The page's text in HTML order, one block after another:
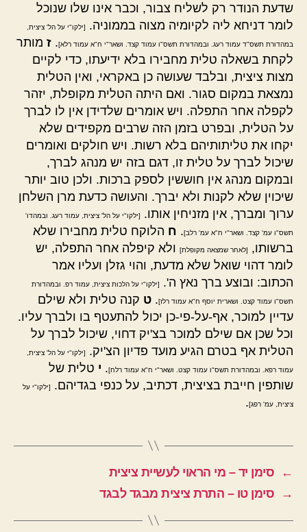
שדעת הנודר רק לשליח צבור, וכבר אינו שלו שנוכל
לומר דניחא ליה לקיומיה מצוה בממוניה.
[ילקו"י על הל' ציצית,
במהדורת תשס"ד עמוד רעג. ובמהדורת תשס"ו עמוד קצד. ושאר"י ח"א עמוד רלא]. ז מותר
לקחת בשאלה טלית מחבירו בלא ידיעתו, כדי לקיים
מצות ציצית, ובלבד שעושה כן באקראי, ואין הטלית
נמצאת במקום סגור. ואם היתה הטלית מקופלת, יזהר
לקפלה אחר התפלה. ויש אומרים שלדידן אין לו לברך
על הטלית, ובפרט בזמן הזה שרבים מקפידים שלא
יקחו את טליתותיהם בלא רשות. ויש חולקים ואומרים
שיכול לברך על טלית זו, דגם בזה יש מנהג לברך,
ובמקום מנהג אין חוששין לספק ברכות. ולכן טוב יותר
שיכוין שלא לקנות ולא יברך. והעושה כדעת מרן השלחן
ערוך ומברך, אין מזניחין אותו.
[ילקו"י על הל' ציצית, עמוד רעג. ובמהדו'
תשס"ו עמ' קצד. ושאר"י ח"א עמ' רלב]. ח הלוקח טלית מחבירו שלא
ברשותו,
[לאחר שמצאה מקופלת] ולא קיפלה אחר התפלה, יש
לומר דהוי שואל שלא מדעת, והוי גזלן ועליו אמר
הכתוב: ובוצע ברך נאץ ה'.
[ילקו"י על הלכות ציצית, עמוד רפ. ובמהדורת
תשס"ו עמוד קצט. ושארית יוסף ח"א עמוד רלז]. ט קנה טלית ולא שילם
עדיין למוכר, אף-על-פי-כן יכול להתעטף בו ולברך עליו.
וכל שכן אם שילם למוכר בצ'יק דחוי, שיכול לברך על
הטלית אף בטרם הגיע מועד פדיון הצ'יק.
[ילקו"י על הל' ציצית,
עמוד רפא. ובמהדורת תשס"ו עמוד קצט. ושאר"י ח"א עמוד רלח]. י טלית של
שותפין חייבת בציצית, דכתיב, על כנפי בגדיהם.
[ילקו"י על
ציצית, עמ' רפג].
←
סימן יד – מי הראוי לעשיית ציצית
→
סימן טו – התרת ציצית מבגד לבגד